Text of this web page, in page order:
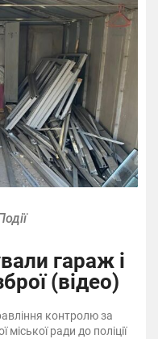
гараж і
(відео)
контролю за
ради до поліції